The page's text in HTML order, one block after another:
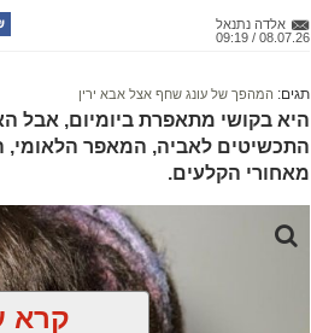
אוקסיטוצין
אוקסיטוצין מכונה לעיתים "הורמון
ביטחון, רוגע ושייכות. הוא משתחרר
אלדה נתנאל
08.07.26 / 09:19
תגים: המהפך של עונג שחף אצל אבא ירין
היא בקושי מתאפרת ביומיום, אבל
התכשיטים לאביה, המאפר הלאומי,
מאחורי הקלעים.
קרא